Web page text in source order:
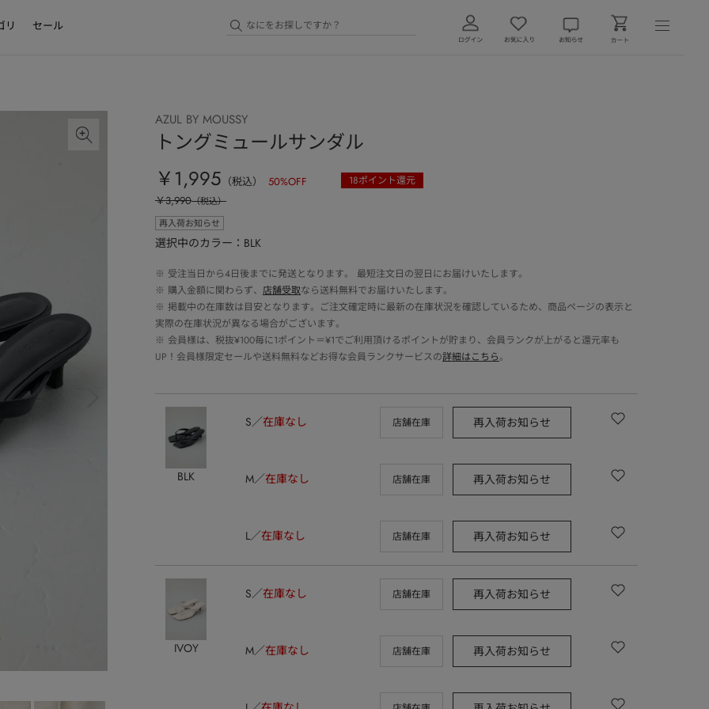
リ セール
AZUL BY MOUSSY
トングミュールサンダル
￥1,995 （税込） 50%OFF 18ポイント還元
￥3,990（税込）
再入荷お知らせ
選択中のカラー：BLK
※ 受注当日から4日後までに発送となります。 最短注文日の翌日にお届けいたします。
※ 購入金額に関わらず、 店舗受取なら送料無料でお届けいたします。
※ 掲載中の在庫数は目安となります。ご注文確定時に最新の在庫状況を確認しているため、商品ページの表示と
実際の在庫状況が異なる場合がございます。
※ 会員様は、税抜¥100毎に1ポイント＝¥1でご利用頂けるポイントが貯まり、会員ランクが上がると還元率も
UP！会員様限定セールや送料無料などお得な会員ランクサービスの詳細はこちら。
BLK
S 在庫なし 店舗在庫 再入荷お知らせ
M 在庫なし 店舗在庫 再入荷お知らせ
L 在庫なし 店舗在庫 再入荷お知らせ
IVOY
S 在庫なし 店舗在庫 再入荷お知らせ
M 在庫なし 店舗在庫 再入荷お知らせ